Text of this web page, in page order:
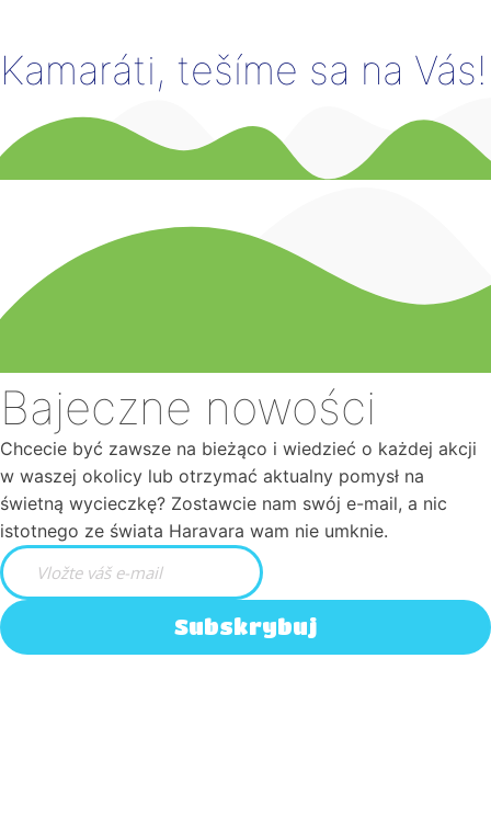
Kamaráti, tešíme sa na Vás!
Bajeczne nowości
Chcecie być zawsze na bieżąco i wiedzieć o każdej akcji
w waszej okolicy lub otrzymać aktualny pomysł na
świetną wycieczkę? Zostawcie nam swój e-mail, a nic
istotnego ze świata Haravara wam nie umknie.
Subskrybuj